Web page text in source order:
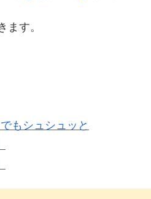
ます。
もシュシュッと